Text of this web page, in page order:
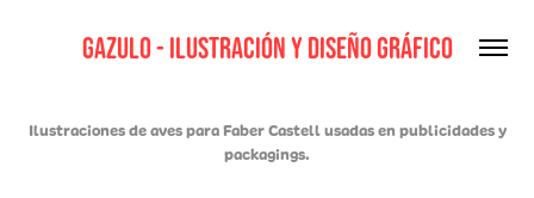
Gazulo - Ilustración y Diseño gráfico
Ilustraciones de aves para Faber Castell usadas en publicidades y
packagings.